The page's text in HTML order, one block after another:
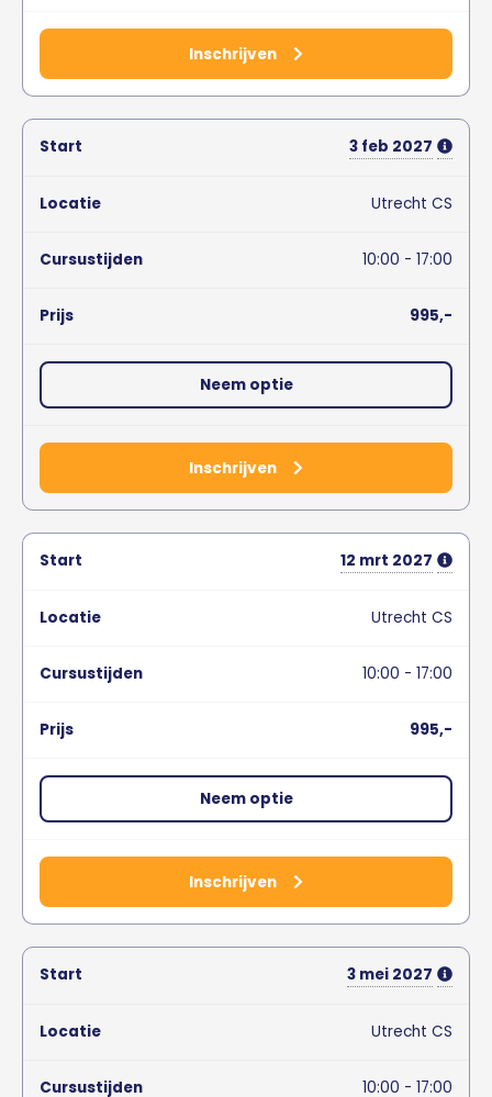
Inschrijven
3 feb 2027
Utrecht CS
10:00 - 17:00
995,-
Neem optie
Inschrijven
12 mrt 2027
Utrecht CS
10:00 - 17:00
995,-
Neem optie
Inschrijven
3 mei 2027
Utrecht CS
10:00 - 17:00